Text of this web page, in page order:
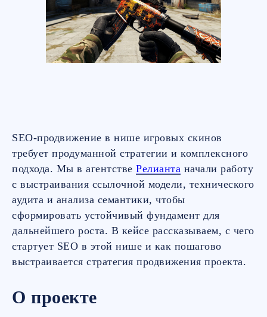
SEO-продвижение в нише игровых скинов
требует продуманной стратегии и комплексного
подхода. Мы в агентстве Релианта начали работу
с выстраивания ссылочной модели, технического
аудита и анализа семантики, чтобы
сформировать устойчивый фундамент для
дальнейшего роста. В кейсе рассказываем, с чего
стартует SEO в этой нише и как пошагово
выстраивается стратегия продвижения проекта.
О проекте